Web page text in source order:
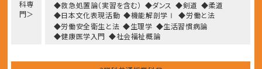
科専
門＞
◆救急処置論（実習を含む） ◆ダンス ◆剣道 ◆柔道
◆日本文化表現活動 ◆機能解剖学Ⅰ
◆労働と法
◆労働安全衛生と法 ◆生理学 ◆生活習慣病論
◆健康医学入門 ◆社会福祉概論